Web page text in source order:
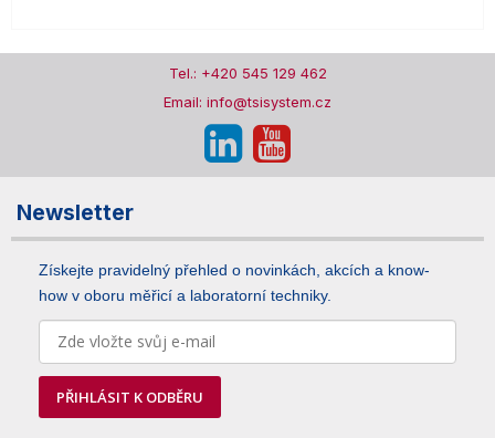
Tel.: +420 545 129 462
Email: info@tsisystem.cz
Newsletter
Získejte pravidelný přehled o novinkách, akcích a know-
how v oboru měřicí a laboratorní techniky.
PŘIHLÁSIT K ODBĚRU